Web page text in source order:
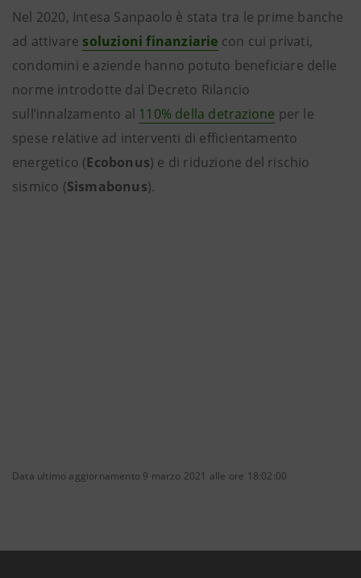
Nel 2020, Intesa Sanpaolo è stata tra le prime banche
ad attivare soluzioni finanziarie con cui privati,
condomini e aziende hanno potuto beneficiare delle
norme introdotte dal Decreto Rilancio
sull’innalzamento al 110% della detrazione per le
spese relative ad interventi di efficientamento
energetico (Ecobonus) e di riduzione del rischio
sismico (Sismabonus).
Data ultimo aggiornamento 9 marzo 2021 alle ore 18:02:00